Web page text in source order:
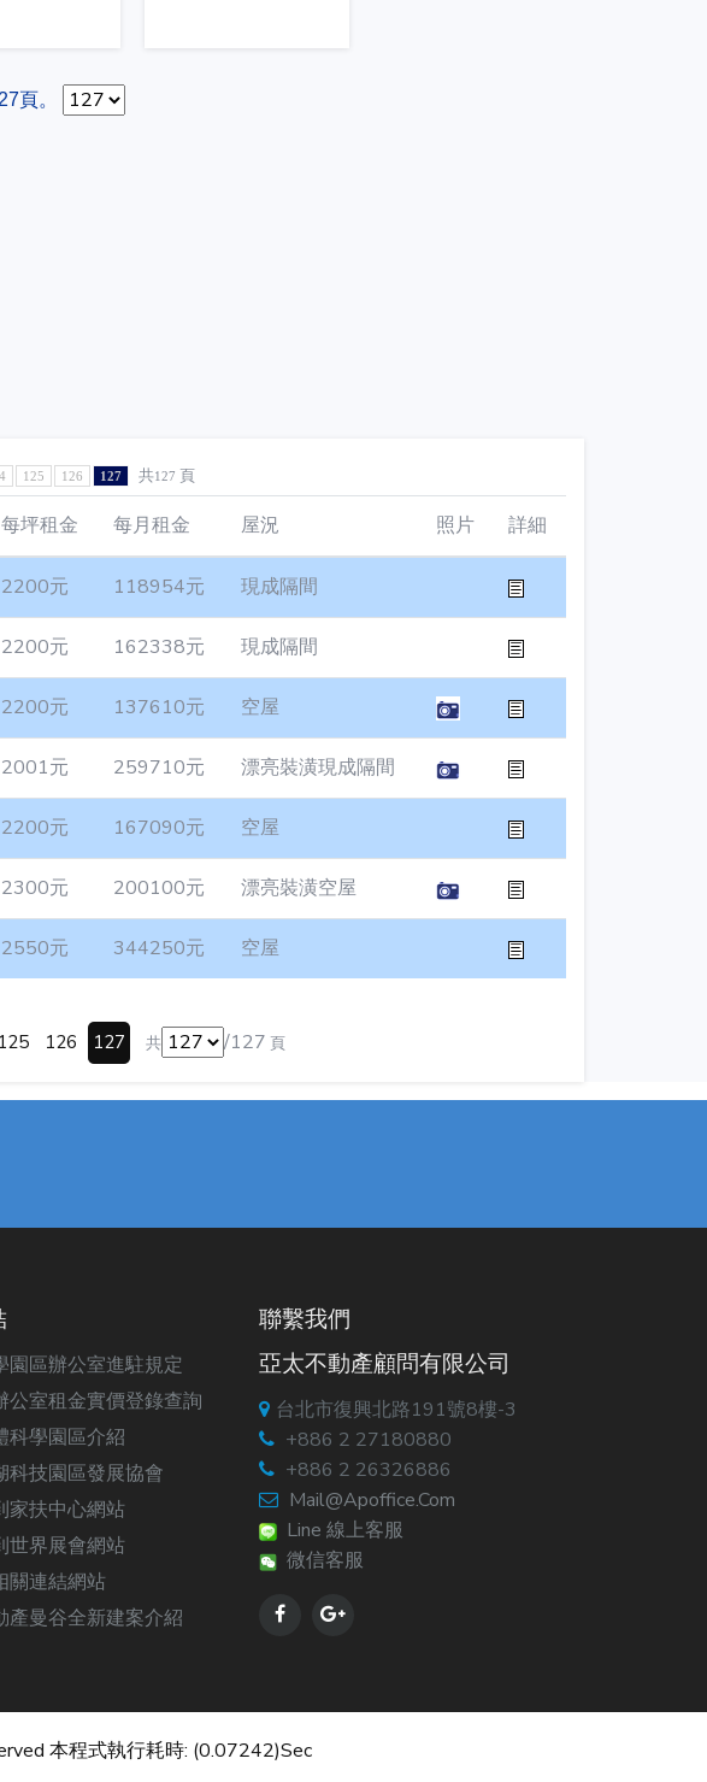
頁。
125 126 127 共127 頁
每坪租金 每月租金 屋況 照片 詳細
2200元 118954元 現成隔間
2200元 162338元 現成隔間
2200元 137610元 空屋
2001元 259710元 漂亮裝潢現成隔間
2200元 167090元 空屋
2300元 200100元 漂亮裝潢空屋
2550元 344250元 空屋
125 126 127 共 /127 頁
園區辦公室進駐規定
公室租金實價登錄查詢
科學園區介紹
科技園區發展協會
家扶中心網站
世界展會網站
關連結網站
產曼谷全新建案介紹
聯繫我們
亞太不動產顧問有限公司
台北市復興北路191號8樓-3
+886 2 27180880
+886 2 26326886
Mail@apoffice.com
Line 線上客服
微信客服
本程式執行耗時: (0.07242)sec